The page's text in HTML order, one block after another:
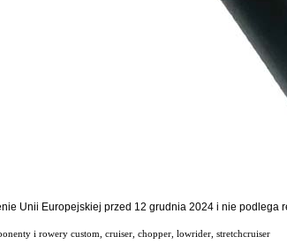
Unii Europejskiej przed 12 grudnia 2024 i nie podlega
i rowery custom, cruiser, chopper, lowrider, stretchcruiser